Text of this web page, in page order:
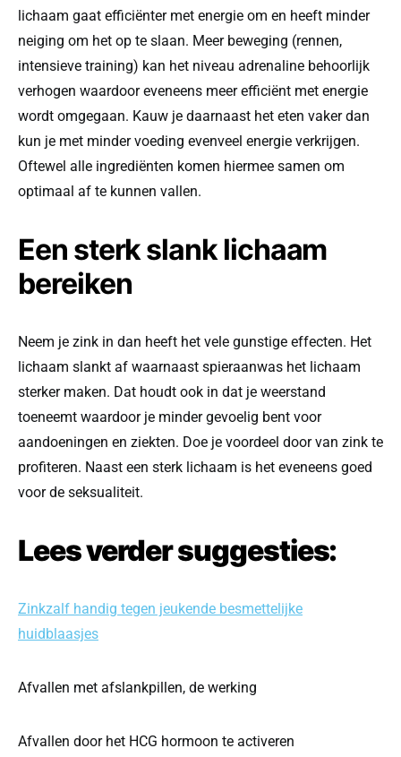
lichaam gaat efficiënter met energie om en heeft minder
neiging om het op te slaan. Meer beweging (rennen,
intensieve training) kan het niveau adrenaline behoorlijk
verhogen waardoor eveneens meer efficiënt met energie
wordt omgegaan. Kauw je daarnaast het eten vaker dan
kun je met minder voeding evenveel energie verkrijgen.
Oftewel alle ingrediënten komen hiermee samen om
optimaal af te kunnen vallen.
Een sterk slank lichaam
bereiken
Neem je zink in dan heeft het vele gunstige effecten. Het
lichaam slankt af waarnaast spieraanwas het lichaam
sterker maken. Dat houdt ook in dat je weerstand
toeneemt waardoor je minder gevoelig bent voor
aandoeningen en ziekten. Doe je voordeel door van zink te
profiteren. Naast een sterk lichaam is het eveneens goed
voor de seksualiteit.
Lees verder suggesties:
Zinkzalf handig tegen jeukende besmettelijke
huidblaasjes
Afvallen met afslankpillen, de werking
Afvallen door het HCG hormoon te activeren